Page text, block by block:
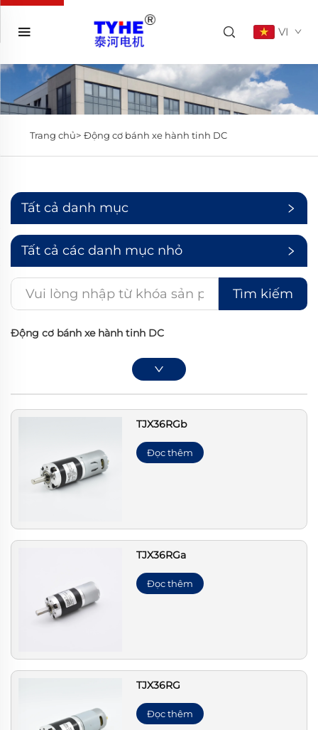
VI
Trang chủ> Động cơ bánh xe hành tinh DC
Tất cả danh mục
Tất cả các danh mục nhỏ
Tìm kiếm
Động cơ bánh xe hành tinh DC
TJX36RGb
Đọc thêm
TJX36RGa
Đọc thêm
TJX36RG
Đọc thêm